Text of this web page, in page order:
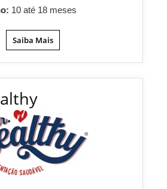
10 até 18 meses
Saiba Mais